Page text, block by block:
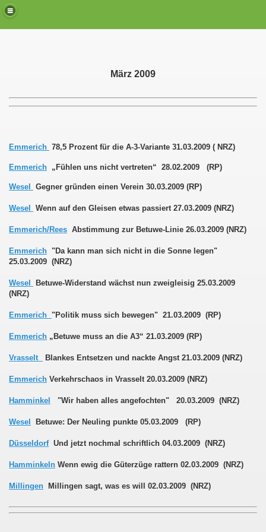
März 2009
Emmerich 78,5 Prozent für die A-3-Variante 31.03.2009 ( NRZ)
Emmerich „Fühlen uns nicht vertreten“ 28.02.2009 (RP)
Wesel Gegner gründen einen Verein 30.03.2009 (RP)
Wesel Wenn auf den Gleisen etwas passiert 27.03.2009 (NRZ)
Emmerich/Rees Abstimmung zur Betuwe-Linie 26.03.2009 (NRZ)
Emmerich "Da kann man sich nicht in die Sonne legen"
25.03.2009 (NRZ)
Wesel
Betuwe-Widerstand wächst nun zweigleisig 25.03.2009
(NRZ)
Emmerich "Politik muss sich bewegen" 21.03.2009 (RP)
Emmerich „Betuwe muss an die A3“ 21.03.2009 (RP)
Vrasselt Blankes Entsetzen und nackte Angst 21.03.2009 (NRZ)
Emmerich Verkehrschaos in Vrasselt 20.03.2009 (NRZ)
Hamminkel "Wir haben alles angefochten" 20.03.2009 (NRZ)
Wesel Betuwe: Der Neuling punkte 05.03.2009 (RP)
DüsseldorfUnd jetzt nochmal schriftlich 04.03.2009 (NRZ)
Hamminkeln Wenn ewig die Güterzüge rattern 02.03.2009 (NRZ)
Millingen Millingen sagt, was es will 02.03.2009 (NRZ)
& Satzung
DSGVO)
sich